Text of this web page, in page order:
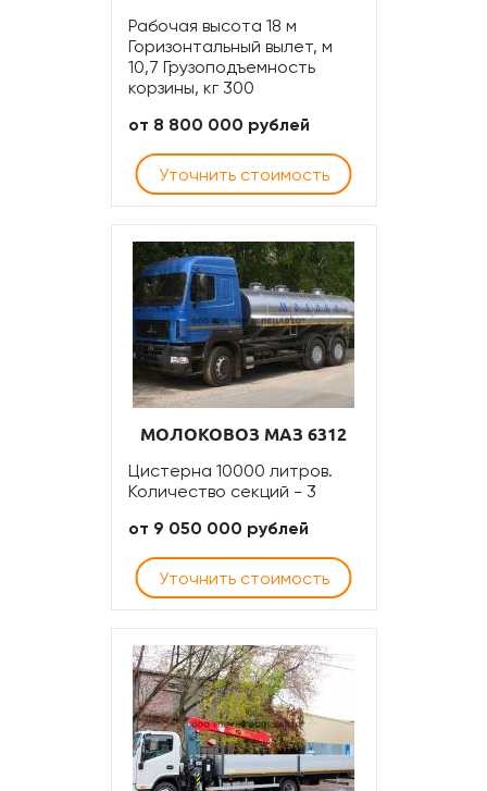
Рабочая высота 18 м
Горизонтальный вылет, м
10,7 Грузоподъемность
корзины, кг 300
от 8 800 000 рублей
Уточнить стоимость
МОЛОКОВОЗ МАЗ 6312
Цистерна 10000 литров.
Количество секций - 3
от 9 050 000 рублей
Уточнить стоимость